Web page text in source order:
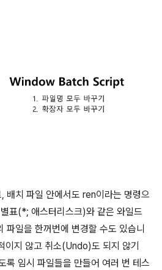
배치 파일 안에서도 ren이라는 명령으
표(*; 애스터리스크)와 같은 와일드
파일을 한꺼번에 변경할 수도 있습니
이지 않고 취소(Undo)도 되지 않기
록 임시 파일들을 만들어 여러 번 테스